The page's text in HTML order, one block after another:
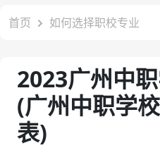
首页 如何选择职校专业
2023广州中
(广州中职学
表)